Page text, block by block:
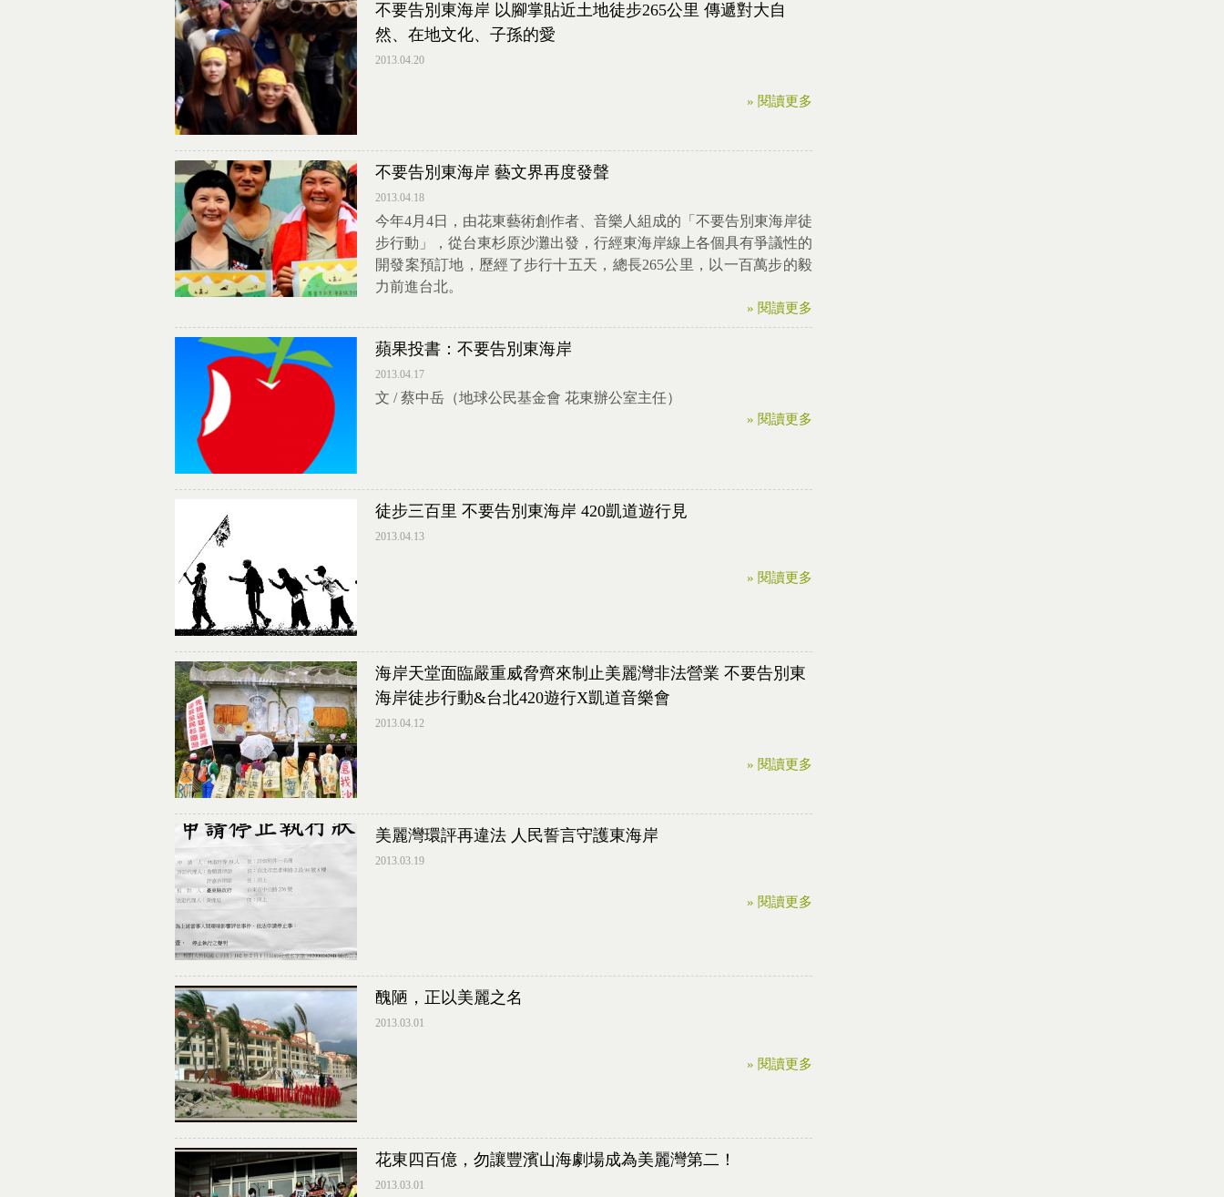
不要告別東海岸 以腳掌貼近土地徒步265公里 傳遞對大自
然、在地文化、子孫的愛
2013.04.20
» 閱讀更多
不要告別東海岸 藝文界再度發聲
2013.04.18
今年4月4日，由花東藝術創作者、音樂人組成的「不要告別東海岸徒
步行動」，從台東杉原沙灘出發，行經東海岸線上各個具有爭議性的
開發案預訂地，歷經了步行十五天，總長265公里，以一百萬步的毅
力前進台北。
» 閱讀更多
蘋果投書：不要告別東海岸
2013.04.17
文 / 蔡中岳（地球公民基金會 花東辦公室主任）
» 閱讀更多
徒步三百里 不要告別東海岸 420凱道遊行見
2013.04.13
» 閱讀更多
海岸天堂面臨嚴重威脅齊來制止美麗灣非法營業 不要告別東
海岸徒步行動&台北420遊行X凱道音樂會
2013.04.12
» 閱讀更多
美麗灣環評再違法 人民誓言守護東海岸
2013.03.19
» 閱讀更多
醜陋，正以美麗之名
2013.03.01
» 閱讀更多
花東四百億，勿讓豐濱山海劇場成為美麗灣第二！
2013.03.01